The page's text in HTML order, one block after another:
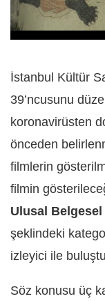
İstanbul Kültür
39’ncusunu
koronavirüsten
önceden
filmlerin
filmin
Ulusal Belgesel
şeklindeki
izleyici ile
Söz konusu üç